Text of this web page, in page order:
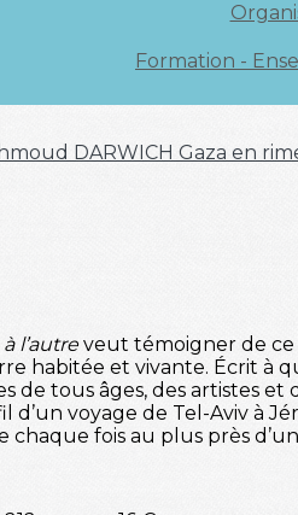
Formation -
DARWICH Gaza en
l’autreveut témoigner de ce
habitée et vivante. Écrit à
de tous âges, des artistes
d’un voyage de Tel-Aviv à
fois au plus près